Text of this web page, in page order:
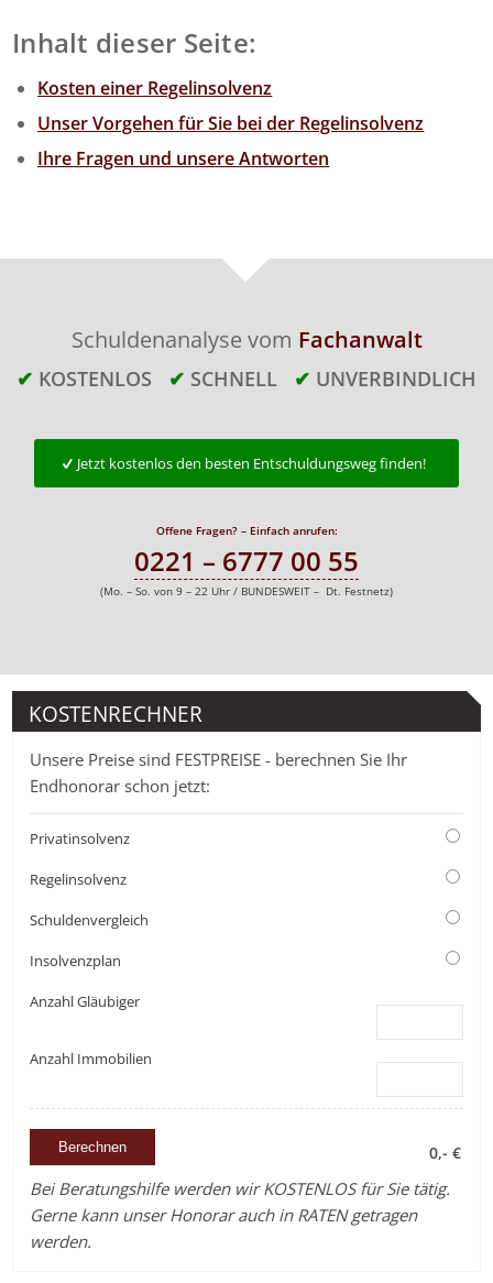
Inhalt dieser Seite:
Kosten einer Regelinsolvenz
Unser Vorgehen für Sie bei der Regelinsolvenz
Ihre Fragen und unsere Antworten
Schuldenanalyse vom Fachanwalt
✔ KOSTENLOS ✔ SCHNELL ✔ UNVERBINDLICH
Jetzt kostenlos den besten Entschuldungsweg finden!
Offene Fragen? – Einfach anrufen:
0221 – 6777 00 55
(Mo. – So. von 9 – 22 Uhr / BUNDESWEIT – Dt. Festnetz)
KOSTENRECHNER
Unsere Preise sind FESTPREISE - berechnen Sie Ihr
Endhonorar schon jetzt:
Privatinsolvenz
Regelinsolvenz
Schuldenvergleich
Insolvenzplan
Anzahl Gläubiger
Anzahl Immobilien
0,- €
Bei Beratungshilfe werden wir KOSTENLOS für Sie tätig.
Gerne kann unser Honorar auch in RATEN getragen
werden.